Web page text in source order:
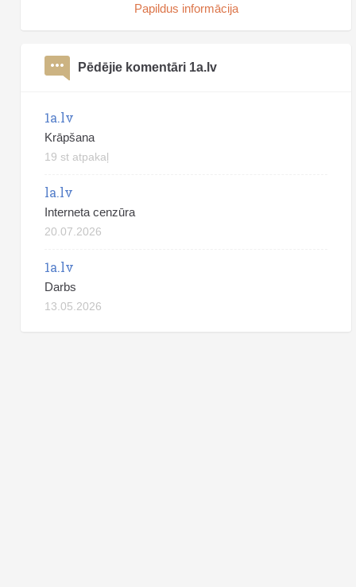
Papildus informācija
Pēdējie komentāri 1a.lv
1a.lv
Krāpšana
19 st atpakaļ
la.lv
Interneta cenzūra
20.07.2026
1a.lv
Darbs
13.05.2026